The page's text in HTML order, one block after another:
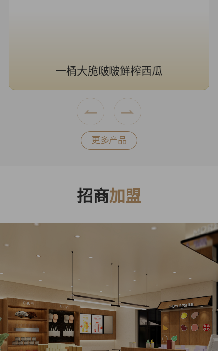
一桶大脆啵啵鲜榨西瓜
更多产品
招商加盟